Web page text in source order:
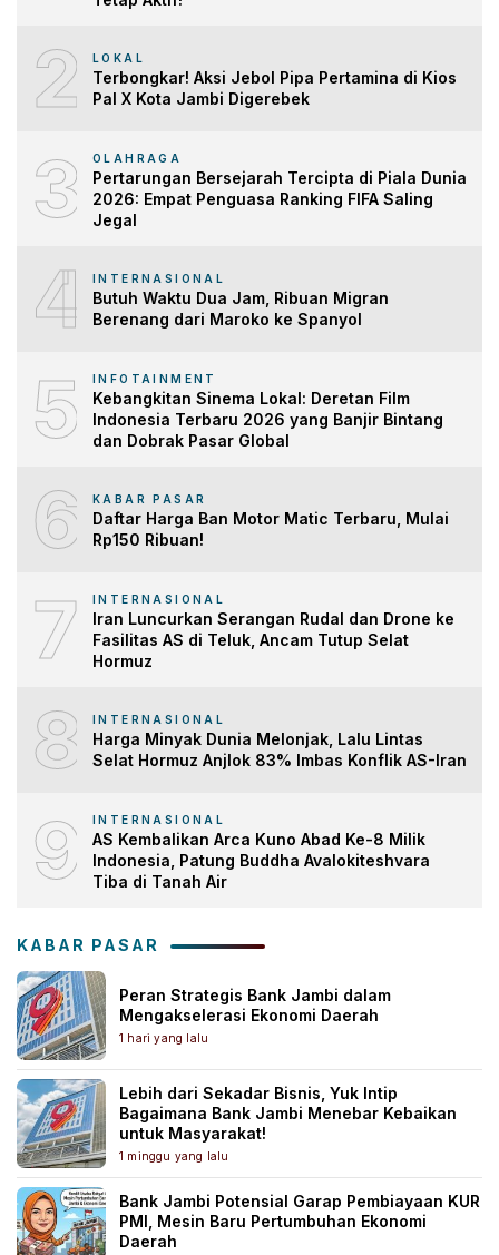
2 LOKAL
Terbongkar! Aksi Jebol Pipa Pertamina di Kios
Pal X Kota Jambi Digerebek
3 OLAHRAGA
Pertarungan Bersejarah Tercipta di Piala Dunia
2026: Empat Penguasa Ranking FIFA Saling
Jegal
4 INTERNASIONAL
Butuh Waktu Dua Jam, Ribuan Migran
Berenang dari Maroko ke Spanyol
5 INFOTAINMENT
Kebangkitan Sinema Lokal: Deretan Film
Indonesia Terbaru 2026 yang Banjir Bintang
dan Dobrak Pasar Global
6 KABAR PASAR
Daftar Harga Ban Motor Matic Terbaru, Mulai
Rp150 Ribuan!
7 INTERNASIONAL
Iran Luncurkan Serangan Rudal dan Drone ke
Fasilitas AS di Teluk, Ancam Tutup Selat
Hormuz
8 INTERNASIONAL
Harga Minyak Dunia Melonjak, Lalu Lintas
Selat Hormuz Anjlok 83% Imbas Konflik AS-Iran
9 INTERNASIONAL
AS Kembalikan Arca Kuno Abad Ke-8 Milik
Indonesia, Patung Buddha Avalokiteshvara
Tiba di Tanah Air
KABAR PASAR
Peran Strategis Bank Jambi dalam
Mengakselerasi Ekonomi Daerah
1 hari yang lalu
Lebih dari Sekadar Bisnis, Yuk Intip
Bagaimana Bank Jambi Menebar Kebaikan
untuk Masyarakat!
1 minggu yang lalu
Bank Jambi Potensial Garap Pembiayaan KUR
PMI, Mesin Baru Pertumbuhan Ekonomi
Daerah